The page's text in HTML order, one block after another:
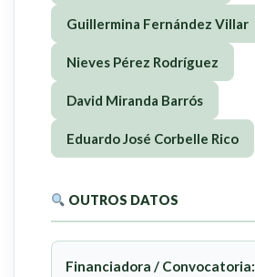
Guillermina Fernández Villar
Nieves Pérez Rodríguez
David Miranda Barrós
Eduardo José Corbelle Rico
OUTROS DATOS
Financiadora / Convocatoria: